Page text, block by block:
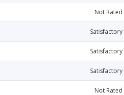
Not Rated
Satisfactory
Satisfactory
Satisfactory
Not Rated